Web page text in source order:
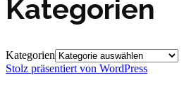
Kategorien
Kategorien
Stolz präsentiert von WordPress